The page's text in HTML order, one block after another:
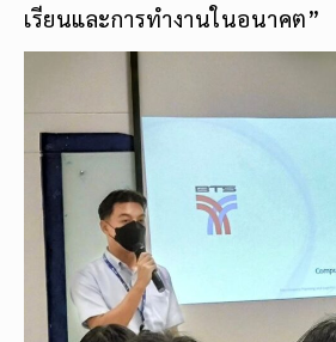
เรียนและการทำงานในอนาคต”